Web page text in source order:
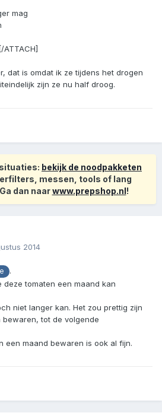
mag
ATTACH]
dat is omdat ik ze tijdens het drogen
zijn ze nu half droog.
bekijk de noodpakketen
messen, tools of lang
dan naarwww.prepshop.nl!
2014
.
tomaten een maand kan
niet langer kan. Het zou prettig zijn
tot de volgende
een maand bewaren is ook al fijn.